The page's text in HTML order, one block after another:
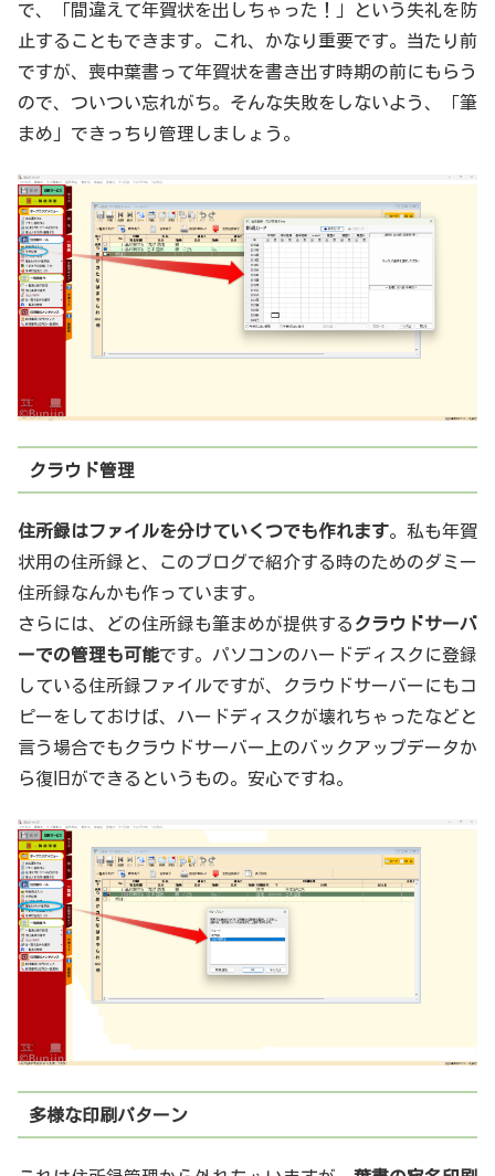
で、「間違えて年賀状を出しちゃった！」という失礼を防
止することもできます。これ、かなり重要です。当たり前
ですが、喪中葉書って年賀状を書き出す時期の前にもらう
ので、ついつい忘れがち。そんな失敗をしないよう、「筆
まめ」できっちり管理しましょう。
クラウド管理
住所録はファイルを分けていくつでも作れます。私も年賀
状用の住所録と、このブログで紹介する時のためのダミー
住所録なんかも作っています。
さらには、どの住所録も筆まめが提供する クラウドサーバ
ーでの管理も可能です。パソコンのハードディスクに登録
している住所録ファイルですが、クラウドサーバーにもコ
ピーをしておけば、ハードディスクが壊れちゃったなどと
言う場合でもクラウドサーバー上のバックアップデータか
ら復旧ができるというもの。安心ですね。
多様な印刷パターン